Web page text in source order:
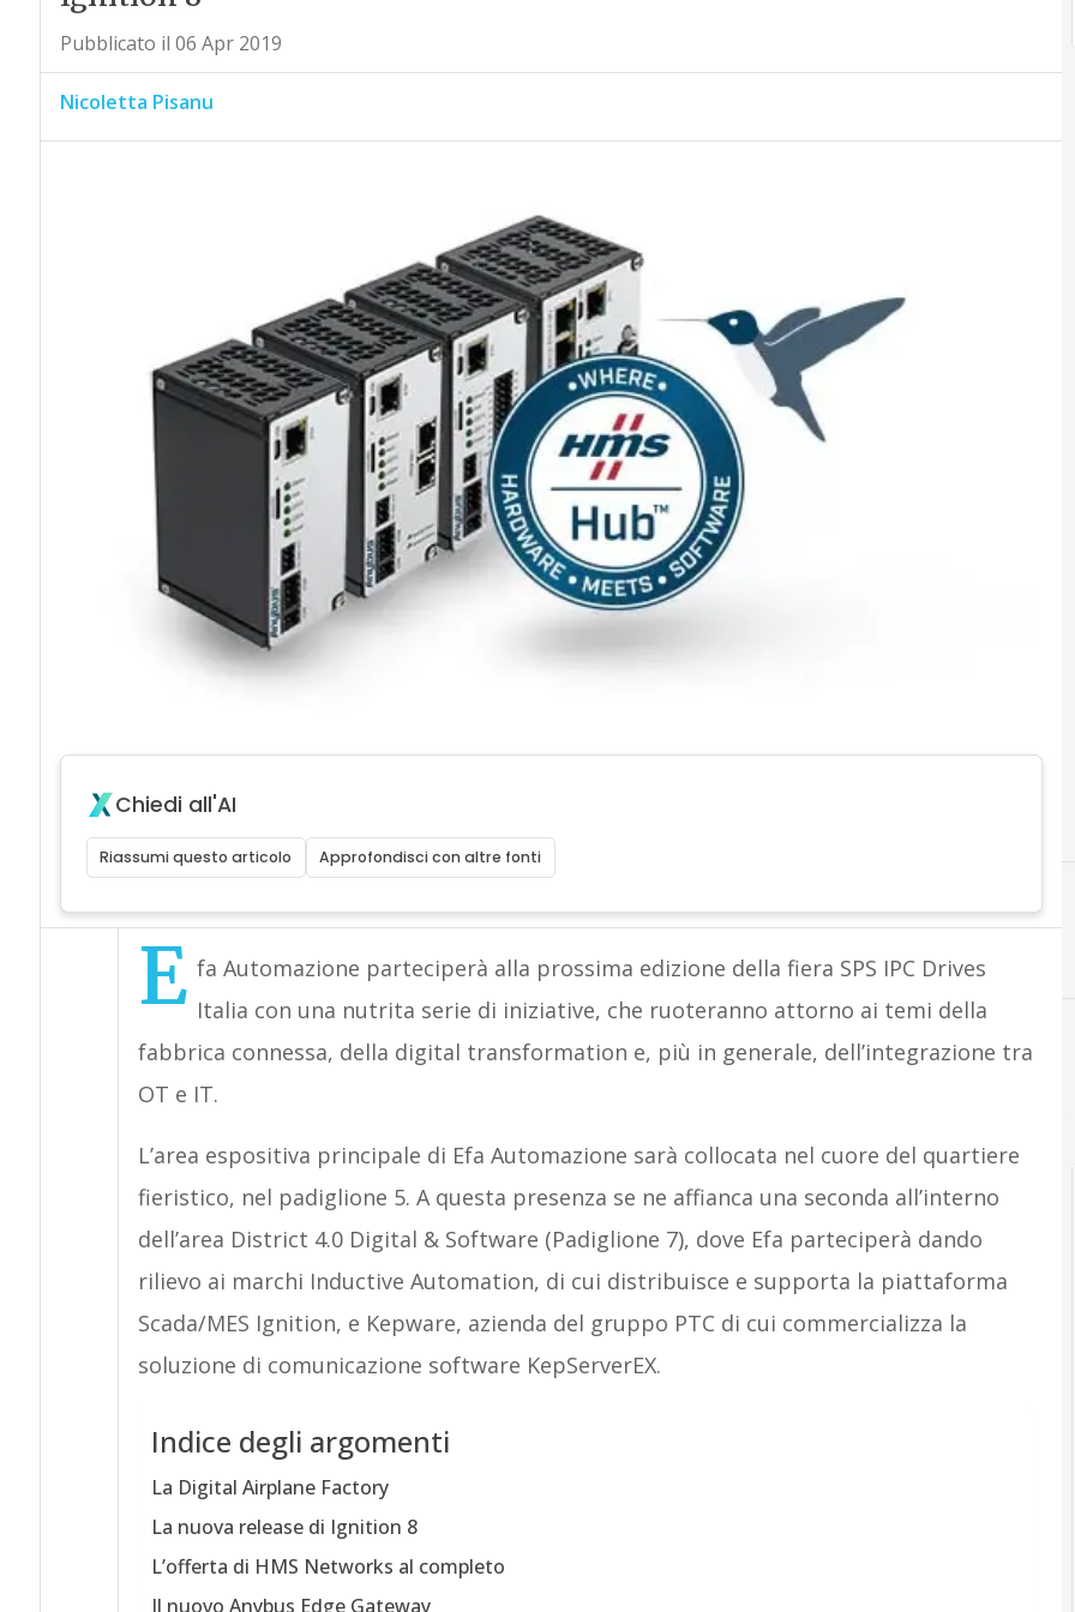
Pubblicato il 06 Apr 2019
Nicoletta Pisanu
Chiedi all'AI
Riassumi questo articolo Approfondisci con altre fonti
E fa Automazione parteciperà alla prossima edizione della fiera SPS IPC Drives
Italia con una nutrita serie di iniziative, che ruoteranno attorno ai temi della
fabbrica connessa, della digital transformation e, più in generale, dell’integrazione tra
OT e IT.
L’area espositiva principale di Efa Automazione sarà collocata nel cuore del quartiere
fieristico, nel padiglione 5. A questa presenza se ne affianca una seconda all’interno
dell’area District 4.0 Digital & Software (Padiglione 7), dove Efa parteciperà dando
rilievo ai marchi Inductive Automation, di cui distribuisce e supporta la piattaforma
Scada/MES Ignition, e Kepware, azienda del gruppo PTC di cui commercializza la
soluzione di comunicazione software KepServerEX.
Indice degli argomenti
La Digital Airplane Factory
La nuova release di Ignition 8
L’offerta di HMS Networks al completo
Il nuovo Anybus Edge Gateway